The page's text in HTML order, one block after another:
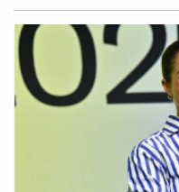
們追尋愛情的路變得更
的瑞秋（
Rachel）是一名
軟體「Hinge」認識了一
的訊息風趣幽默又深具
的內心世界。連續3週的
到童年創傷無所不談。
又有彬彬有禮，然而談
她無話不談的對象。於